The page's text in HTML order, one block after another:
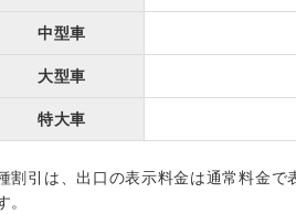
中型車
大型車
特大車
割引は、出口の表示料金は通常料金
。